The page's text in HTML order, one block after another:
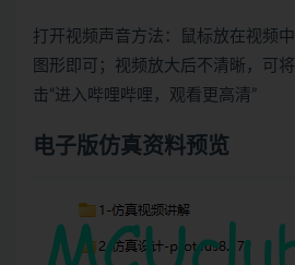
打开视频声音方法：鼠标放在视频
图形即可；视频放大后不清晰，可
击“进入哔哩哔哩，观看更高清”
电子版仿真资料预览